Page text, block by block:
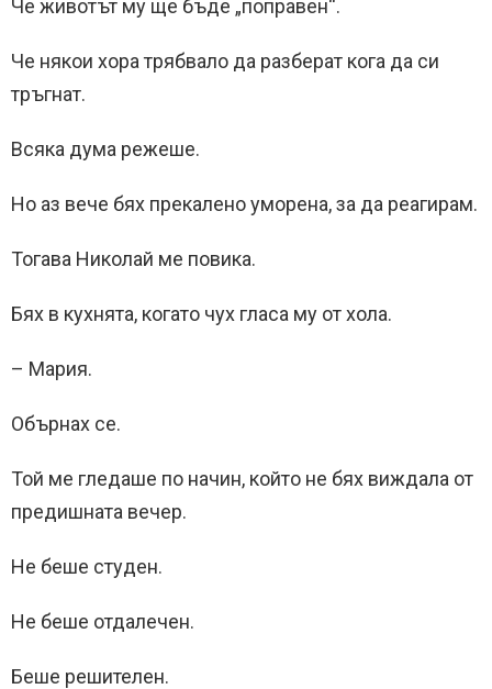
Че животът му ще бъде „поправен“.
Че някои хора трябвало да разберат кога да си
тръгнат.
Всяка дума режеше.
Но аз вече бях прекалено уморена, за да реагирам.
Тогава Николай ме повика.
Бях в кухнята, когато чух гласа му от хола.
– Мария.
Обърнах се.
Той ме гледаше по начин, който не бях виждала от
предишната вечер.
Не беше студен.
Не беше отдалечен.
Беше решителен.